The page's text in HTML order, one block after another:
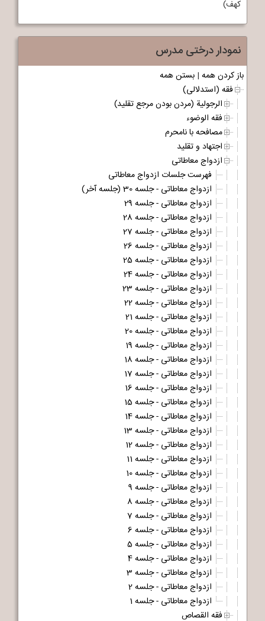
کهف)
نمودار درختی مدرس
باز کردن همه | بستن همه
فقه (استدلالی)
الرجولیة (مردن بودن مرجع تقلید)
فقه الوضوء
مصافحه با نامحرم
اجتهاد و تقلید
ازدواج معاطاتی
فهرست جلسات ازدواج معاطاتی
ازدواج معاطاتی - جلسه 30 (جلسه آخر)
ازدواج معاطاتی - جلسه 29
ازدواج معاطاتی - جلسه 28
ازدواج معاطاتی - جلسه 27
ازدواج معاطاتی - جلسه 26
ازدواج معاطاتی - جلسه 25
ازدواج معاطاتی - جلسه 24
ازدواج معاطاتی - جلسه 23
ازدواج معاطاتی - جلسه 22
ازدواج معاطاتی - جلسه 21
ازدواج معاطاتی - جلسه 20
ازدواج معاطاتی - جلسه 19
ازدواج معاطاتی - جلسه 18
ازدواج معاطاتی - جلسه 17
ازدواج معاطاتی - جلسه 16
ازدواج معاطاتی - جلسه 15
ازدواج معاطاتی - جلسه 14
ازدواج معاطاتی - جلسه 13
ازدواج معاطاتی - جلسه 12
ازدواج معاطاتی - جلسه 11
ازدواج معاطاتی - جلسه 10
ازدواج معاطاتی - جلسه 9
ازدواج معاطاتی - جلسه 8
ازدواج معاطاتی - جلسه 7
ازدواج معاطاتی - جلسه 6
ازدواج معاطاتی - جلسه 5
ازدواج معاطاتی - جلسه 4
ازدواج معاطاتی - جلسه 3
ازدواج معاطاتی - جلسه 2
ازدواج معاطاتی - جلسه 1
فقه القصاص